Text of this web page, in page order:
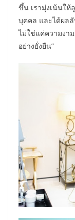
ขึ้น เรามุ่งเน้นใ
บุคคล และได้ผลลั
ไม่ใช่แค่ความงา
อย่างยั่งยืน”